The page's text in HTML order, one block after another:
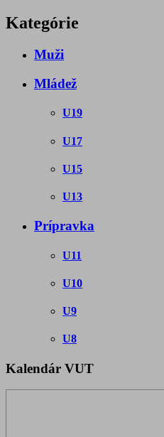
Kategórie
Muži
Mládež
U19
U17
U15
U13
Prípravka
U11
U10
U9
U8
Kalendár VUT